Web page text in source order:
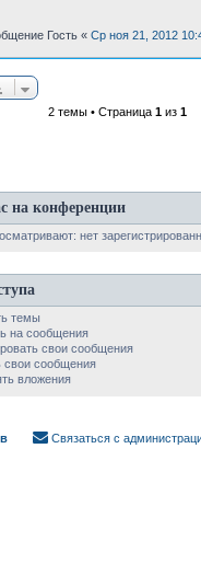
Гость « Ср ноя 21, 2012
2 темы • Страница 1из 1
на конференции
нет
темы
на сообщения
свои сообщения
свои сообщения
вложения
Связаться с